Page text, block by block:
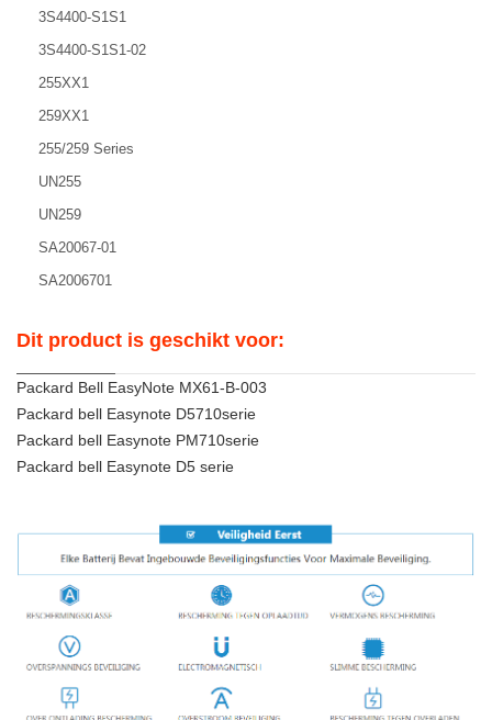
3S4400-S1S1
3S4400-S1S1-02
255XX1
259XX1
255/259 Series
UN255
UN259
SA20067-01
SA2006701
Dit product is geschikt voor:
Packard Bell EasyNote MX61-B-003
Packard bell Easynote D5710serie
Packard bell Easynote PM710serie
Packard bell Easynote D5 serie